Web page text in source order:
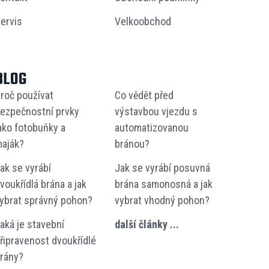
Velkoobchod
používat
prvky
fotobuňky a
Co vědět před
výstavbou vjezdu s
automatizovanou
bránou?
se vyrábí
brána a jak
správný pohon?
Jak se vyrábí posuvná
brána samonosná a jak
vybrat vhodný pohon?
je stavební
dvoukřídlé
další články ...